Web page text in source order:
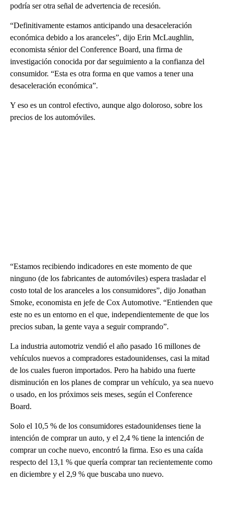
podría ser otra señal de advertencia de recesión.
“Definitivamente estamos anticipando una desaceleración
económica debido a los aranceles”, dijo Erin McLaughlin,
economista sénior del Conference Board, una firma de
investigación conocida por dar seguimiento a la confianza del
consumidor. “Esta es otra forma en que vamos a tener una
desaceleración económica”.
Y eso es un control efectivo, aunque algo doloroso, sobre los
precios de los automóviles.
“Estamos recibiendo indicadores en este momento de que
ninguno (de los fabricantes de automóviles) espera trasladar el
costo total de los aranceles a los consumidores”, dijo Jonathan
Smoke, economista en jefe de Cox Automotive. “Entienden que
este no es un entorno en el que, independientemente de que los
precios suban, la gente vaya a seguir comprando”.
La industria automotriz vendió el año pasado 16 millones de
vehículos nuevos a compradores estadounidenses, casi la mitad
de los cuales fueron importados. Pero ha habido una fuerte
disminución en los planes de comprar un vehículo, ya sea nuevo
o usado, en los próximos seis meses, según el Conference
Board.
Solo el 10,5 % de los consumidores estadounidenses tiene la
intención de comprar un auto, y el 2,4 % tiene la intención de
comprar un coche nuevo, encontró la firma. Eso es una caída
respecto del 13,1 % que quería comprar tan recientemente como
en diciembre y el 2,9 % que buscaba uno nuevo.